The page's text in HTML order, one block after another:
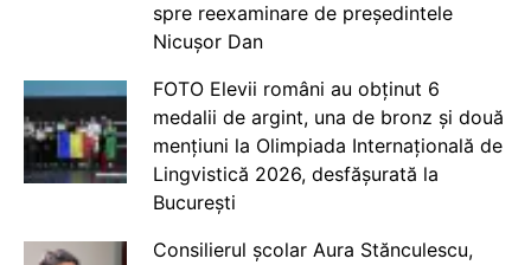
spre reexaminare de președintele
Nicușor Dan
FOTO Elevii români au obținut 6
medalii de argint, una de bronz și două
mențiuni la Olimpiada Internațională de
Lingvistică 2026, desfășurată la
București
Consilierul școlar Aura Stănculescu,